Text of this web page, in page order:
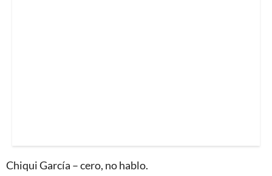
Chiqui García – cero, no hablo.